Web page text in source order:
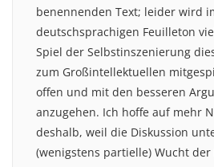
benennenden Text; leider wird
deutschsprachigen Feuilleton
Spiel der Selbstinszenierung
zum Großintellektuellen
offen und mit den besseren
anzugehen. Ich hoffe auf mehr
deshalb, weil die Diskussion
(wenigstens partielle) Wucht